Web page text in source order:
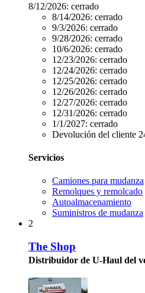
8/12/2026: cerrado
8/14/2026: cerrado
9/3/2026: cerrado
9/28/2026: cerrado
10/6/2026: cerrado
12/23/2026: cerrado
12/24/2026: cerrado
12/25/2026: cerrado
12/26/2026: cerrado
12/27/2026: cerrado
12/31/2026: cerrado
1/1/2027: cerrado
Devolución del cliente
Servicios
Camiones para mudanza
Remolques y remolcado
Autoalmacenamiento
Suministros de mudanza
2
The Shop
Distribuidor de U-Haul del